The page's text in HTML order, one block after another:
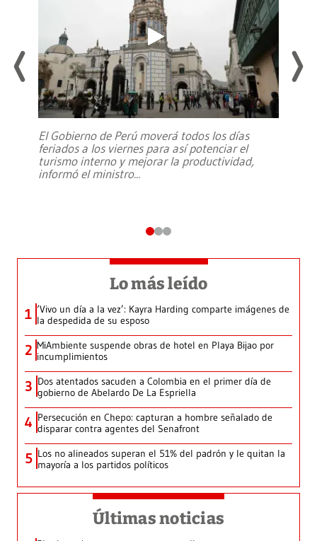
El Gobierno de Perú moverá todos los días
feriados a los viernes para así potenciar el
turismo interno y mejorar la productividad,
informó el ministro...
Lo más leído
1 ‘Vivo un día a la vez’: Kayra Harding comparte imágenes de
la despedida de su esposo
2 MiAmbiente suspende obras de hotel en Playa Bijao por
incumplimientos
3 Dos atentados sacuden a Colombia en el primer día de
gobierno de Abelardo De La Espriella
4 Persecución en Chepo: capturan a hombre señalado de
disparar contra agentes del Senafront
5 Los no alineados superan el 51% del padrón y le quitan la
mayoría a los partidos políticos
Últimas noticias